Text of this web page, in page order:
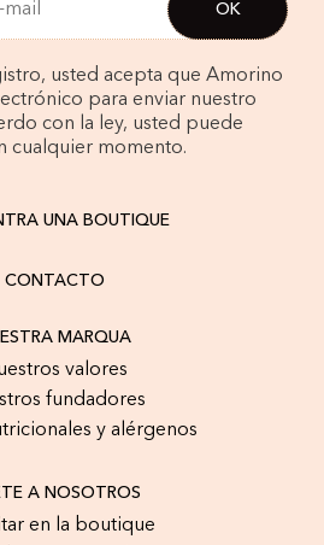
usted acepta que Amorino
para enviar nuestro
con la ley, usted puede
cualquier momento.
UNA BOUTIQUE
CONTACTO
MARQUA
valores
fundadores
y alérgenos
A NOSOTROS
en la boutique